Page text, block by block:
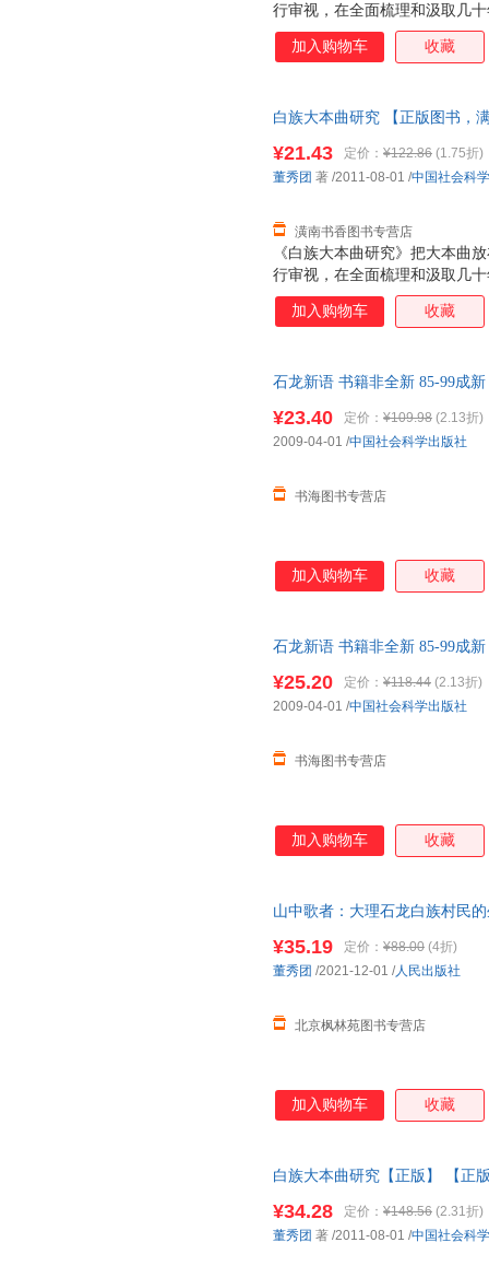
行审视，在全面梳理和汲取几
成果基础上．较为全面、系统
包括大本曲产生发展的社会文
等诸多问题。
加入购物车 收藏
白族大本曲研究 【正版图书，
《白族大本曲研究》把大本曲
行审视，在全面梳理和汲取几
成果基础上．较为全面、系统
包括大本曲产生发展的社会文
等诸多问题。
¥21.43 定价： ¥122.86 (1.75折)
潢南书香图书专营店
董秀团 著 /2011-08-01 /中国社会科
加入购物车 收藏
石龙新语 书籍非全新 85-99成
¥23.40 定价： ¥109.98 (2.13折)
书海图书专营店
2009-04-01 /中国社会科学出版社
加入购物车 收藏
石龙新语 书籍非全新 85-99成
¥25.20 定价： ¥118.44 (2.13折)
书海图书专营店
2009-04-01 /中国社会科学出版社
加入购物车 收藏
山中歌者：大理石龙白族村民
物为准。（书名没写全多少册
¥35.19 定价： ¥88.00 (4折)
北京枫林苑图书专营店
董秀团 /2021-12-01 /人民出版社
加入购物车 收藏
白族大本曲研究【正版】 【正
¥34.28 定价： ¥148.56 (2.31折)
董秀团 著 /2011-08-01 /中国社会科